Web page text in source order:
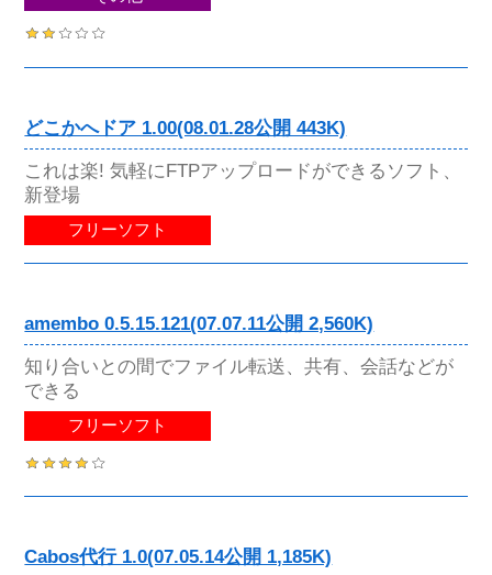
どこかへドア 1.00(08.01.28公開 443K)
これは楽! 気軽にFTPアップロードができるソフト、
新登場
フリーソフト
amembo 0.5.15.121(07.07.11公開 2,560K)
知り合いとの間でファイル転送、共有、会話などが
できる
フリーソフト
Cabos代行 1.0(07.05.14公開 1,185K)